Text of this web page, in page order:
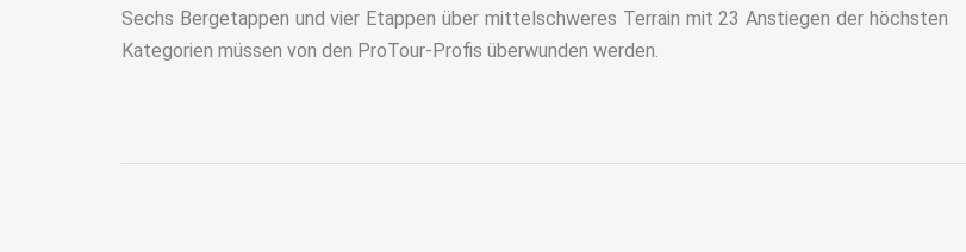
Sechs Bergetappen und vier Etappen über mittelschweres Terrain mit 23 Anstiegen der höchsten
Kategorien müssen von den ProTour-Profis überwunden werden.